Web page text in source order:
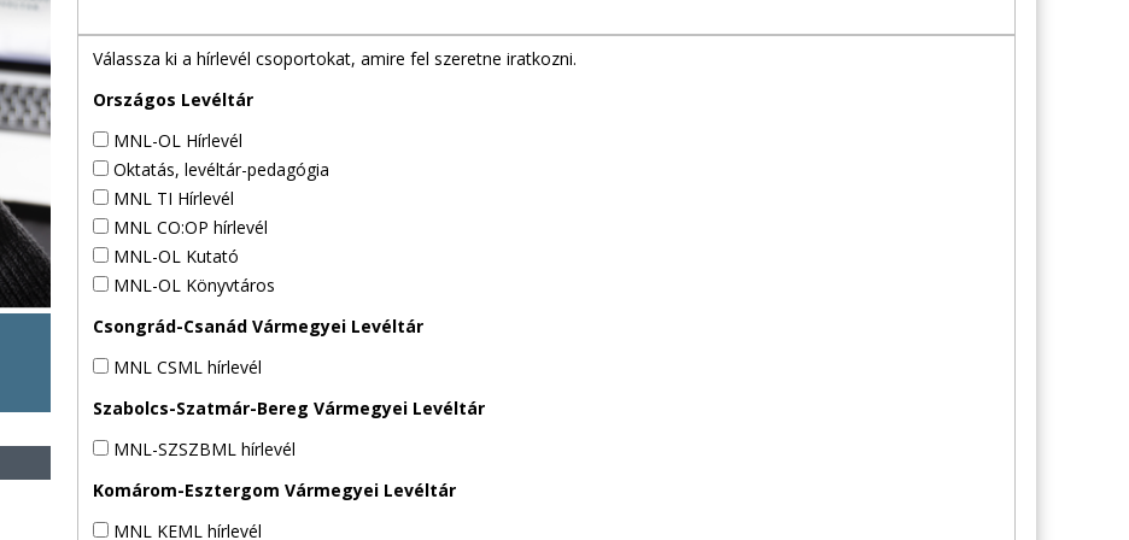
Válassza ki a hírlevél csoportokat, amire fel szeretne iratkozni.
Országos Levéltár
MNL-OL Hírlevél
Oktatás, levéltár-pedagógia
MNL TI Hírlevél
MNL CO:OP hírlevél
MNL-OL Kutató
MNL-OL Könyvtáros
Csongrád-Csanád Vármegyei Levéltár
MNL CSML hírlevél
Szabolcs-Szatmár-Bereg Vármegyei Levéltár
MNL-SZSZBML hírlevél
Komárom-Esztergom Vármegyei Levéltár
MNL KEML hírlevél